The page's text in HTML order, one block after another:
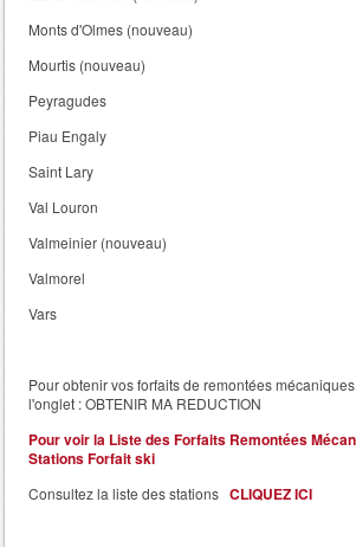
Monts d'Olmes (nouveau)
Mourtis (nouveau)
Peyragudes
Piau Engaly
Saint Lary
Val Louron
Valmeinier (nouveau)
Valmorel
Vars
Pour obtenir vos forfaits de remontées
l'onglet : OBTENIR MA REDUCTION
Pour voir la Liste des Forfaits Remontées
Stations Forfait ski
Consultez la liste des stations CLIQUEZ ICI